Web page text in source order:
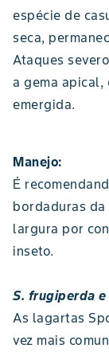
espécie de
seca,
Ataques
a gema apical,
emergida.
Manejo:
É
bordaduras da
largura por
inseto.
S. frugiperda e
As lagartas
vez mais